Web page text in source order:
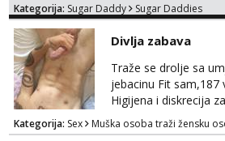
Kategorija: Sugar Daddy Sugar Daddies
Divlja zabava
Traže se drolje sa
jebacinu Fit sam,187
Higijena i diskrecija
imam na području
Kontakt watsap
Kategorija: Sex Muška osoba traži žensku